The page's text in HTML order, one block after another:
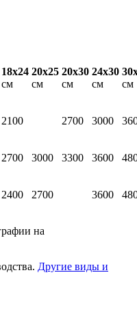
18х24
см
20х25
см
20х30
см
24х30
см
см
2100 2700 3000
2700 3000 3300 3600
2400 2700 3600
на
Другие виды и